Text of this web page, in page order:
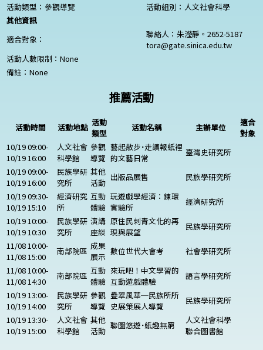
活動類型：參觀導覽
活動組別：人文社會科學
其他資訊
適合對象：
聯絡人：朱瀅靜。2652-5187
tora@gate.sinica.edu.tw
活動人數限制： None
備註： None
推薦活動
活動時間 活動地點 活動
類型
活動名稱 主辦單位
適合
對象
10/19 09:00-
10/19 16:00
人文社會
科學館
參觀
導覽
藝起散步˙走讀報紙裡
的文藝日常
臺灣史研究所
10/19 09:00-
10/19 16:00
民族學研
究所
其他
活動
出版品展售
民族學研究所
10/19 09:30-
10/19 15:10
經濟研究
所
互動
體驗
玩遊戲學經濟：鍊環
實驗所
經濟研究所
10/19 10:00-
10/19 10:30
民族學研
究所
演講
座談
原住民刺青文化的再
現與展望
民族學研究所
11/08 10:00-
11/08 15:00
南部院區 成果
展示
數位世代大會考
社會學研究所
11/08 10:00-
11/08 14:30
南部院區 互動
體驗
來玩吧！中文學習的
互動遊戲體驗
語言學研究所
10/19 13:00-
10/19 14:00
民族學研
究所
參觀
導覽
疊翠風華─民族所所
史展策展人導覽
民族學研究所
10/19 13:30-
10/19 15:00
人文社會
科學館
其他
活動
聯圖悠遊˙紙趣無窮
人文社會科學
聯合圖書館